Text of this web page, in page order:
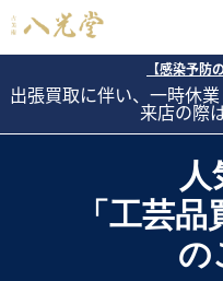
【感染予防
出張買取に伴い、一時休
来店の際
人
「工芸品
の